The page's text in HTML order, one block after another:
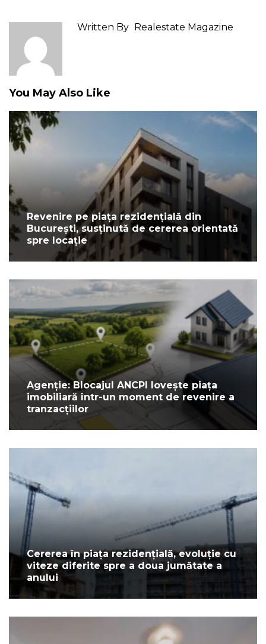
Written By Realestate Magazine
You May Also Like
Revenire pe piața rezidențială din
București, susținută de cererea orientată
spre locație
Agenție: Blocajul ANCPI lovește piața
imobiliară într-un moment de revenire a
tranzacțiilor
Cererea în piața rezidențială, evoluție cu
viteze diferite spre a doua jumătate a
anului